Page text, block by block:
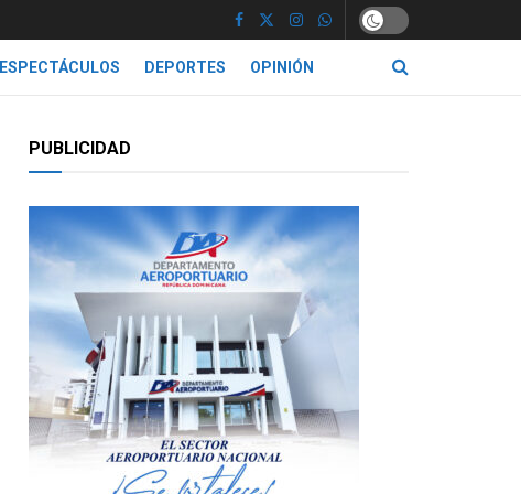
ESPECTÁCULOS DEPORTES OPINIÓN
PUBLICIDAD